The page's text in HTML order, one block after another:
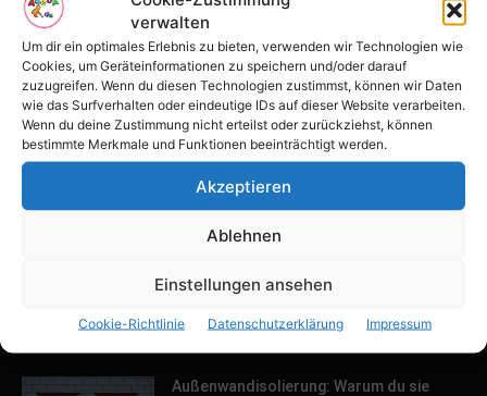
verwalten
Um dir ein optimales Erlebnis zu bieten, verwenden wir Technologien wie
Cookies, um Geräteinformationen zu speichern und/oder darauf
zuzugreifen. Wenn du diesen Technologien zustimmst, können wir Daten
wie das Surfverhalten oder eindeutige IDs auf dieser Website verarbeiten.
Wenn du deine Zustimmung nicht erteilst oder zurückziehst, können
bestimmte Merkmale und Funktionen beeinträchtigt werden.
Akzeptieren
Ablehnen
Einstellungen ansehen
Cookie-Richtlinie Datenschutzerklärung Impressum
Tulpenfest läutet Frühling in Potsdam
ein
16. April 2026
Familien-Paradies an der Adria
dein Zuhause
Außenwandisolierung: Warum du sie